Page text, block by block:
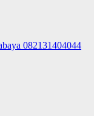
082131404044